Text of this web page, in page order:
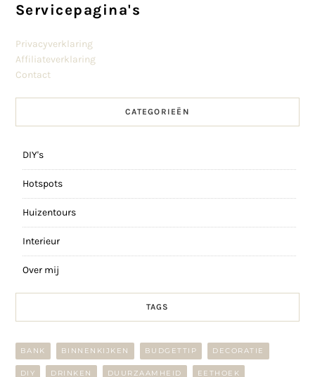
Servicepagina's
Privacyverklaring
Affiliateverklaring
Contact
CATEGORIEËN
DIY's
Hotspots
Huizentours
Interieur
Over mij
TAGS
BANK BINNENKIJKEN BUDGETTIP DECORATIE
DIY DRINKEN DUURZAAMHEID EETHOEK